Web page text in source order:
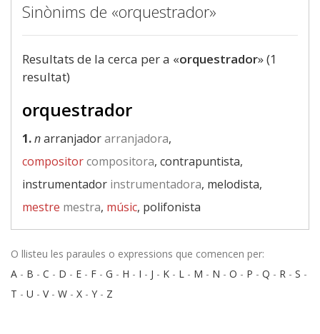
Sinònims de «orquestrador»
Resultats de la cerca per a «orquestrador» (1
resultat)
orquestrador
1.narranjadorarranjadora,
compositorcompositora, contrapuntista,
instrumentador instrumentadora, melodista,
mestre mestra, músic, polifonista
O llisteu les paraules o expressions que comencen per:
A - B - C - D - E - F - G - H - I - J - K - L - M - N - O - P - Q - R - S -
T - U - V- W - X - Y - Z